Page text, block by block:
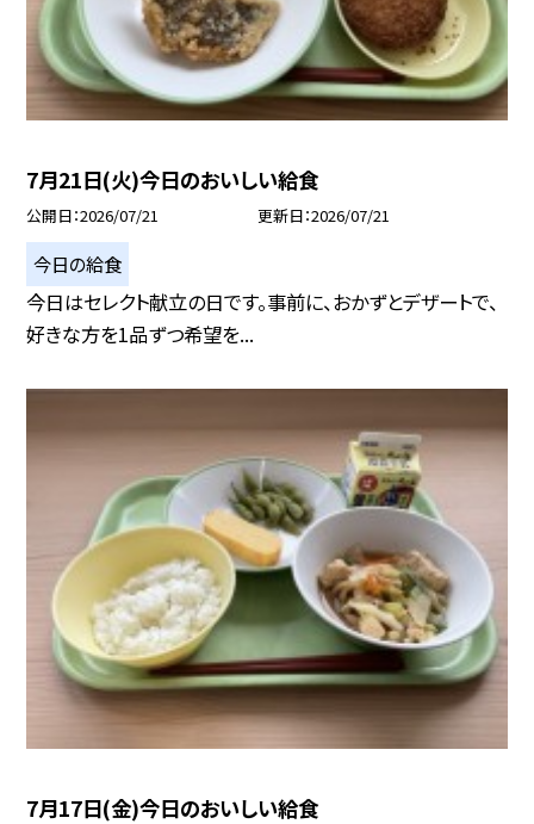
7月21日(火)今日のおいしい給食
公開日 2026/07/21 更新日 2026/07/21
今日の給食
今日はセレクト献立の日です。事前に、おかずとデザートで、
好きな方を1品ずつ希望を...
7月17日(金)今日のおいしい給食